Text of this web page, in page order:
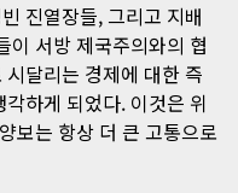
진열장들, 그리고 지배
이 서방 제국주의와의 협
달리는 경제에 대한 즉
하게 되었다. 이것은 위
보는 항상 더 큰 고통으로